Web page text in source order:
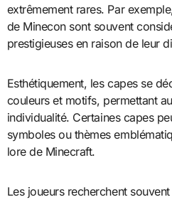
extrêmement rares. Par
de Minecon sont souvent
prestigieuses en raison de leur
Esthétiquement, les capes se
couleurs et motifs, permettant
individualité. Certaines capes
symboles ou thèmes
lore de Minecraft.
Les joueurs recherchent